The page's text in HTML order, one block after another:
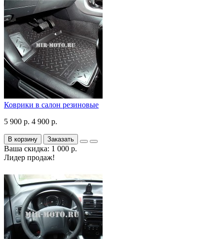
Коврики в салон резиновые
5 900 р. 4 900 р.
В корзину Заказать
Ваша скидка: 1 000 р.
Лидер продаж!